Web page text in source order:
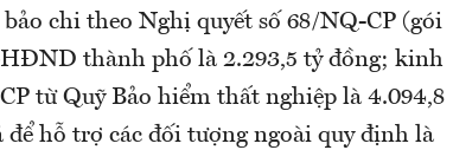
chi theo Nghị quyết số 68/NQ-CP (gói
thành phố là 2.293,5 tỷ đồng; kinh
từ Quỹ Bảo hiểm thất nghiệp là 4.094,8
hỗ trợ các đối tượng ngoài quy định là